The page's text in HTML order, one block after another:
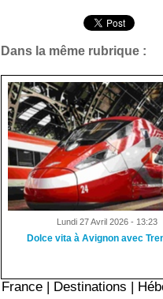
Dans la même rubrique :
Lundi 27 Avril 2026 - 13:23
Dolce vita à Avignon avec
France | Destinations |